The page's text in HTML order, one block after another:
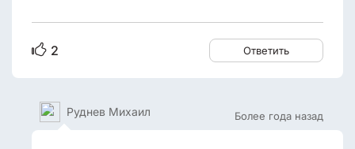
2 Ответить
Более года назад
Руднев Михаил